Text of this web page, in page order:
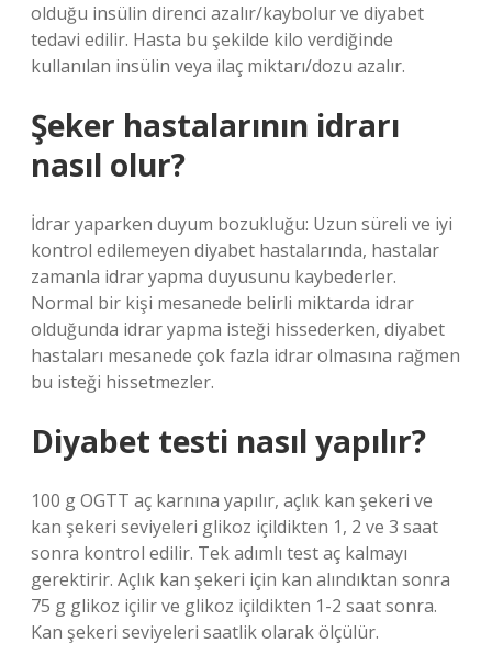
olduğu insülin direnci azalır/kaybolur ve diyabet
tedavi edilir. Hasta bu şekilde kilo verdiğinde
kullanılan insülin veya ilaç miktarı/dozu azalır.
Şeker hastalarının idrarı
nasıl olur?
İdrar yaparken duyum bozukluğu: Uzun süreli ve iyi
kontrol edilemeyen diyabet hastalarında, hastalar
zamanla idrar yapma duyusunu kaybederler.
Normal bir kişi mesanede belirli miktarda idrar
olduğunda idrar yapma isteği hissederken, diyabet
hastaları mesanede çok fazla idrar olmasına rağmen
bu isteği hissetmezler.
Diyabet testi nasıl yapılır?
100 g OGTT aç karnına yapılır, açlık kan şekeri ve
kan şekeri seviyeleri glikoz içildikten 1, 2 ve 3 saat
sonra kontrol edilir. Tek adımlı test aç kalmayı
gerektirir. Açlık kan şekeri için kan alındıktan sonra
75 g glikoz içilir ve glikoz içildikten 1-2 saat sonra.
Kan şekeri seviyeleri saatlik olarak ölçülür.